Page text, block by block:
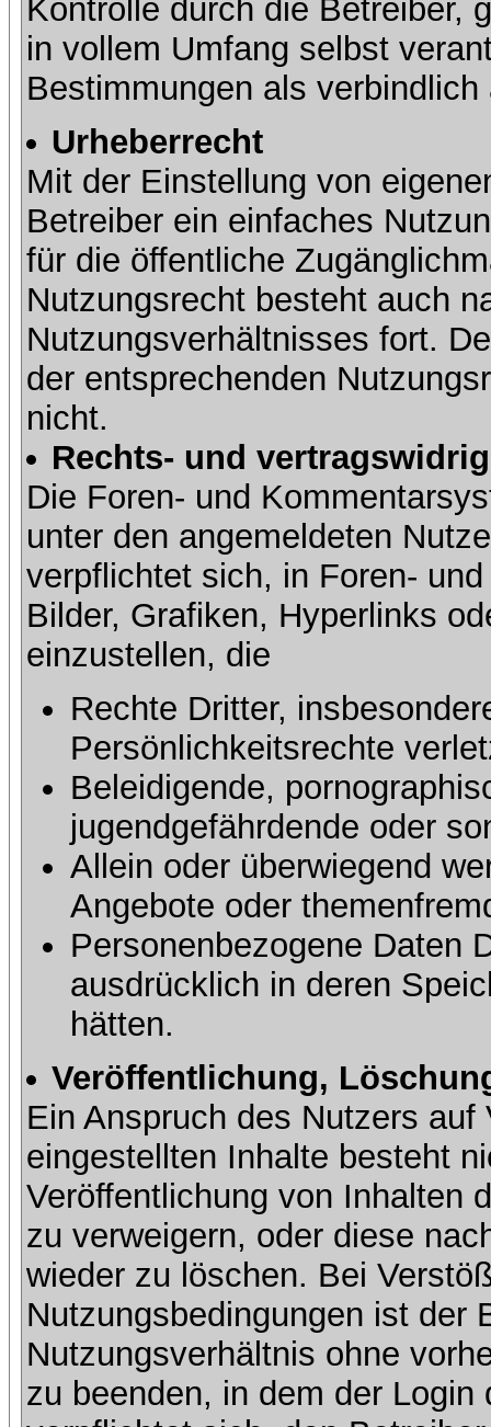
Kontrolle durch die Betreiber,
in vollem Umfang selbst
Bestimmungen als verbindlich
Urheberrecht
Mit der Einstellung von
Betreiber ein einfaches
für die öffentliche
Nutzungsrecht besteht auch
Nutzungsverhältnisses fort.
der entsprechenden
nicht.
Rechts- und
Die Foren- und
unter den angemeldeten
verpflichtet sich, in Foren-
Bilder, Grafiken, Hyperlinks
einzustellen, die
Rechte Dritter,
Persönlichkeitsrechte
Beleidigende,
jugendgefährdende oder
Allein oder überwiegend
Angebote oder
Personenbezogene Daten
ausdrücklich in deren
hätten.
Veröffentlichung,
Ein Anspruch des Nutzers
eingestellten Inhalte besteht
Veröffentlichung von Inhalten
zu verweigern, oder diese
wieder zu löschen. Bei
Nutzungsbedingungen ist der
Nutzungsverhältnis ohne
zu beenden, in dem der